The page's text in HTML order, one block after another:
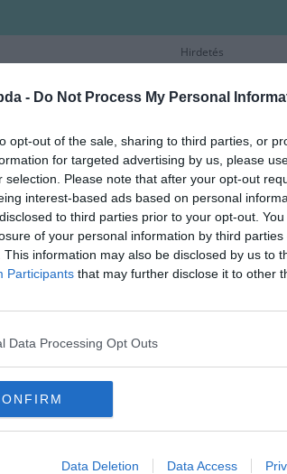
- Do Not Process My Personal
opt-out of the sale, sharing to third parties, or
for targeted advertising by us, please
selection. Please note that after your opt-out
interest-based ads based on personal
to third parties prior to your opt-out.
of your personal information by third parties
This information may also be disclosed by us to
Participants that may further disclose it to other
Data Processing Opt Outs
Data Deletion Data Access
Hirdetés
emojik?